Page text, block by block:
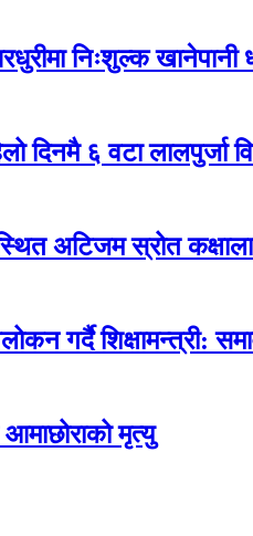
निःशुल्क खानेपानी
दिनमै ६ वटा लालपुर्जा
अटिजम स्रोत
गर्दै शिक्षामन्त्री:
मृत्यु